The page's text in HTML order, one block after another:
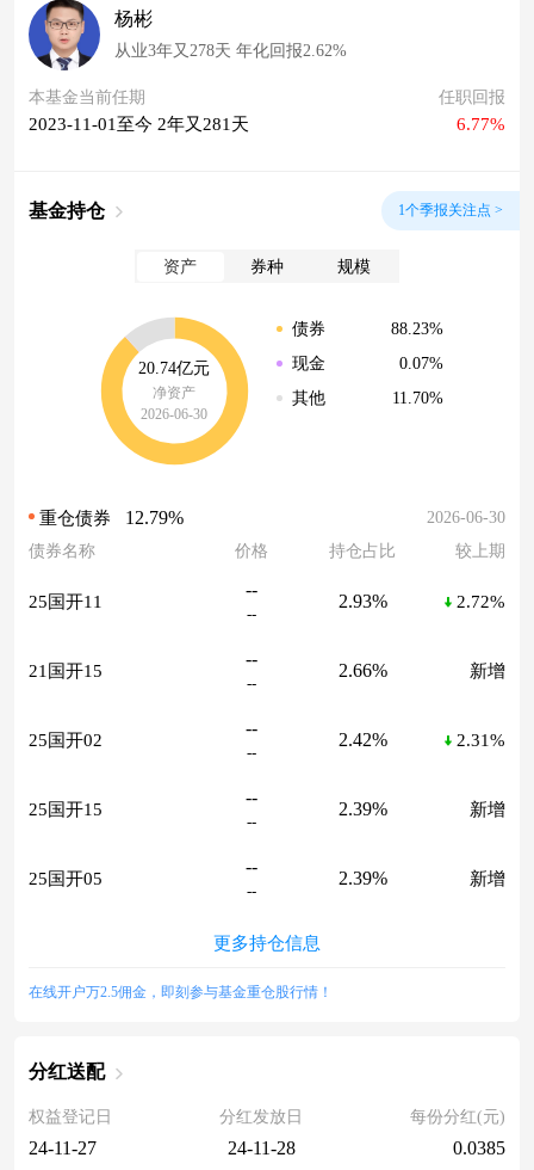
杨彬
从业3年又278天 年化回报2.62%
本基金当前任期
2023-11-01至今 2年又281天
任职回报
6.77%
基金持仓 1个季报关注点 >
资产 券种 规模
20.74亿元
净资产
2026-06-30
债券
88.23%
现金
0.07%
其他
11.70%
重仓债券 12.79%
2026-06-30
债券名称
价格 持仓占比 较上期
25国开11
--
--
2.93% 2.72%
21国开15
--
--
2.66% 新增
25国开02
--
--
2.42% 2.31%
25国开15
--
--
2.39% 新增
25国开05
--
--
2.39% 新增
更多持仓信息
在线开户万2.5佣金，即刻参与基金重仓股行情！
分红送配
权益登记日
24-11-27
分红发放日
24-11-28
每份分红(元)
0.0385